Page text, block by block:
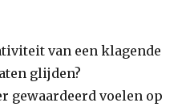
van een klagende
glijden?
gewaardeerd voelen op